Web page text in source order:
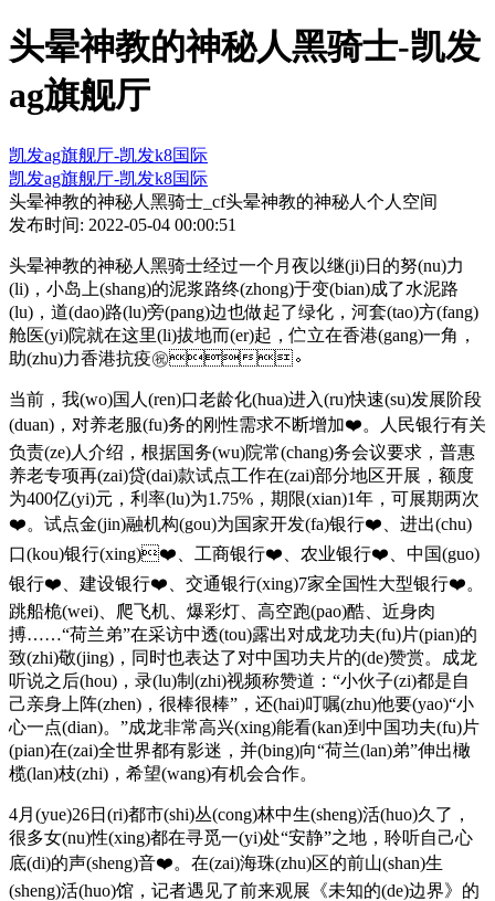
头晕神教的神秘人黑骑士-凯发
ag旗舰厅
凯发ag旗舰厅-凯发k8国际
凯发ag旗舰厅-凯发k8国际
头晕神教的神秘人黑骑士_cf头晕神教的神秘人个人空间
发布时间: 2022-05-04 00:00:51
头晕神教的神秘人黑骑士经过一个月夜以继(ji)日的努(nu)力
(li)，小岛上(shang)的泥浆路终(zhong)于变(bian)成了水泥路
(lu)，道(dao)路(lu)旁(pang)边也做起了绿化，河套(tao)方(fang)
舱医(yi)院就在这里(li)拔地而(er)起，伫立在香港(gang)一角，
助(zhu)力香港抗疫㊗️。
当前，我(wo)国人(ren)口老龄化(hua)进入(ru)快速(su)发展阶段
(duan)，对养老服(fu)务的刚性需求不断增加❤️。人民银行有关
负责(ze)人介绍，根据国务(wu)院常(chang)务会议要求，普惠
养老专项再(zai)贷(dai)款试点工作在(zai)部分地区开展，额度
为400亿(yi)元，利率(lu)为1.75%，期限(xian)1年，可展期两次
❤️。试点金(jin)融机构(gou)为国家开发(fa)银行❤️、进出(chu)
口(kou)银行(xing)❤️、工商银行❤️、农业银行❤️、中国(guo)
银行❤️、建设银行❤️、交通银行(xing)7家全国性大型银行❤️。
跳船桅(wei)、爬飞机、爆彩灯、高空跑(pao)酷、近身肉
搏……“荷兰弟”在采访中透(tou)露出对成龙功夫(fu)片(pian)的
致(zhi)敬(jing)，同时也表达了对中国功夫片的(de)赞赏。成龙
听说之后(hou)，录(lu)制(zhi)视频称赞道：“小伙子(zi)都是自
己亲身上阵(zhen)，很棒很棒”，还(hai)叮嘱(zhu)他要(yao)“小
心一点(dian)。”成龙非常高兴(xing)能看(kan)到中国功夫(fu)片
(pian)在(zai)全世界都有影迷，并(bing)向“荷兰(lan)弟”伸出橄
榄(lan)枝(zhi)，希望(wang)有机会合作。
4月(yue)26日(ri)都市(shi)丛(cong)林中生(sheng)活(huo)久了，
很多女(nu)性(xing)都在寻觅一(yi)处“安静”之地，聆听自己心
底(di)的声(sheng)音❤️。在(zai)海珠(zhu)区的前山(shan)生
(sheng)活(huo)馆，记者遇见了前来观展《未知的(de)边界》的